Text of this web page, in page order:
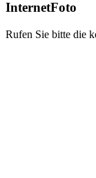
InternetFoto
Rufen Sie bitte die